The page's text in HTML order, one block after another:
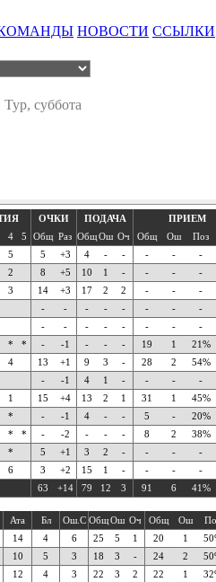
НОВОСТИ ССЫЛКИ
Тур, суббота
ОЧКИ ПОДАЧА ПРИЕМ
4 5 Общ Раз ОбщОш Оч Общ Ош Поз
5 5 +3 4 - - - - -
2 8 +5 10 1 - - - -
3 14 +3 17 2 2 - - -
- - - - - - - -
- - - - - - - -
* * - -1 - - - 19 1 21%
4 13 +1 9 3 - 28 2 54%
- -1 4 1 - - - -
1 15 +4 13 2 1 31 1 45%
* - -1 4 - - 5 - 20%
* * - -2 - - - 8 2 38%
* 5 +1 3 2 - - - -
6 3 +2 15 1 - - - -
63 +14 79 12 3 91 6 41%
Ата Бл Ош.С ОбщОш Оч Общ Ош
14 4 6 25 5 1 20 1
10 5 3 18 3 - 24 2
12 4 3 22 3 2 22 1